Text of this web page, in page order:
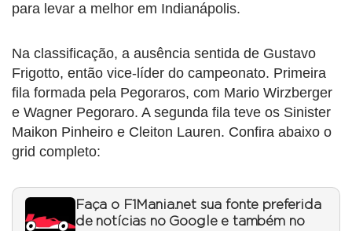
para levar a melhor em Indianápolis.
Na classificação, a ausência sentida de Gustavo
Frigotto, então vice-líder do campeonato. Primeira
fila formada pela Pegoraros, com Mario Wirzberger
e Wagner Pegoraro. A segunda fila teve os Sinister
Maikon Pinheiro e Cleiton Lauren. Confira abaixo o
grid completo:
Faça o F1Mania.net sua fonte preferida
de notícias no Google e também no